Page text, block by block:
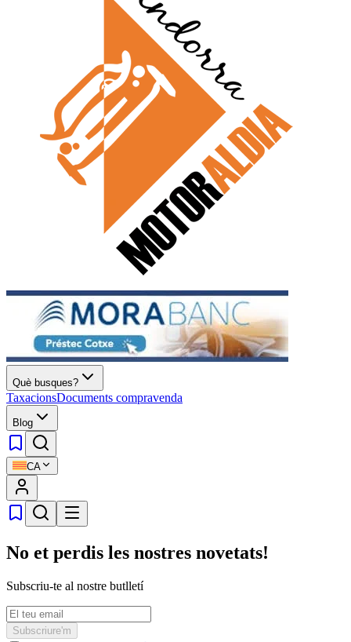
Què busques?
TaxacionsDocuments compravenda
Blog
CA
No et perdis les nostres novetats!
Subscriu-te al nostre butlletí
Subscriure'm